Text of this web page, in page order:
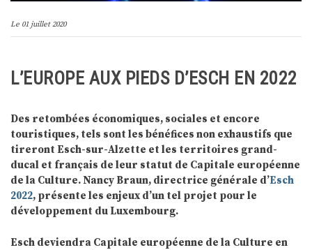
Le 01 juillet 2020
L’EUROPE AUX PIEDS D’ESCH EN 2022
Des retombées économiques, sociales et encore
touristiques, tels sont les bénéfices non exhaustifs que
tireront Esch-sur-Alzette et les territoires grand-
ducal et français de leur statut de Capitale européenne
de la Culture. Nancy Braun, directrice générale d’Esch
2022, présente les enjeux d’un tel projet pour le
développement du Luxembourg.
Esch deviendra Capitale européenne de la Culture en